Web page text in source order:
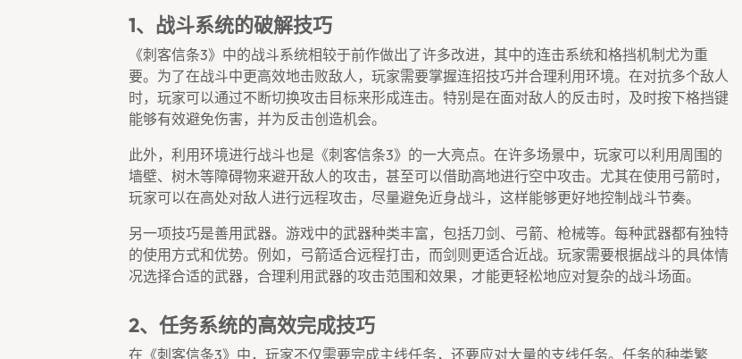
1、战斗系统的破解技巧
《刺客信条3》中的战斗系统相较于前作做出了许多改进，其中的连击系统和格挡机制尤为重
要。为了在战斗中更高效地击败敌人，玩家需要掌握连招技巧并合理利用环境。在对抗多个敌人
时，玩家可以通过不断切换攻击目标来形成连击。特别是在面对敌人的反击时，及时按下格挡键
能够有效避免伤害，并为反击创造机会。
此外，利用环境进行战斗也是《刺客信条3》的一大亮点。在许多场景中，玩家可以利用周围的
墙壁、树木等障碍物来避开敌人的攻击，甚至可以借助高地进行空中攻击。尤其在使用弓箭时，
玩家可以在高处对敌人进行远程攻击，尽量避免近身战斗，这样能够更好地控制战斗节奏。
另一项技巧是善用武器。游戏中的武器种类丰富，包括刀剑、弓箭、枪械等。每种武器都有独特
的使用方式和优势。例如，弓箭适合远程打击，而剑则更适合近战。玩家需要根据战斗的具体情
况选择合适的武器，合理利用武器的攻击范围和效果，才能更轻松地应对复杂的战斗场面。
2、任务系统的高效完成技巧
在《刺客信条3》中，玩家不仅需要完成主线任务，还要应对大量的支线任务。任务的种类繁